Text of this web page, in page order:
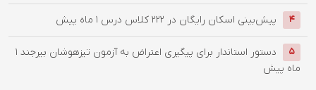
4 پیش‌بینی اسکان رایگان در ۲۲۲ کلاس درس 1 ماه پیش
5 دستور استاندار برای پیگیری اعتراض به آزمون تیزهوشان بیرجند 1
ماه پیش